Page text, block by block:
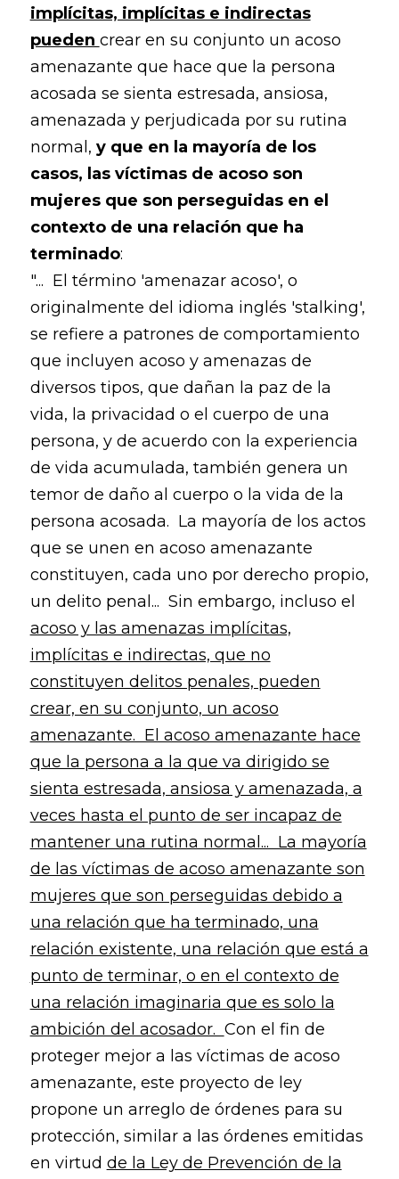
implícitas, implícitas e indirectas
pueden crear en su conjunto un acoso
amenazante que hace que la persona
acosada se sienta estresada, ansiosa,
amenazada y perjudicada por su rutina
normal, y que en la mayoría de los
casos, las víctimas de acoso son
mujeres que son perseguidas en el
contexto de una relación que ha
terminado:
"... El término 'amenazar acoso', o
originalmente del idioma inglés 'stalking',
se refiere a patrones de comportamiento
que incluyen acoso y amenazas de
diversos tipos, que dañan la paz de la
vida, la privacidad o el cuerpo de una
persona, y de acuerdo con la experiencia
de vida acumulada, también genera un
temor de daño al cuerpo o la vida de la
persona acosada. La mayoría de los actos
que se unen en acoso amenazante
constituyen, cada uno por derecho propio,
un delito penal... Sin embargo, incluso el
acoso y las amenazas implícitas,
implícitas e indirectas, que no
constituyen delitos penales, pueden
crear, en su conjunto, un acoso
amenazante. El acoso amenazante hace
que la persona a la que va dirigido se
sienta estresada, ansiosa y amenazada, a
veces hasta el punto de ser incapaz de
mantener una rutina normal... La mayoría
de las víctimas de acoso amenazante son
mujeres que son perseguidas debido a
una relación que ha terminado, una
relación existente, una relación que está a
punto de terminar, o en el contexto de
una relación imaginaria que es solo la
ambición del acosador. Con el fin de
proteger mejor a las víctimas de acoso
amenazante, este proyecto de ley
propone un arreglo de órdenes para su
protección, similar a las órdenes emitidas
en virtud de la Ley de Prevención de la